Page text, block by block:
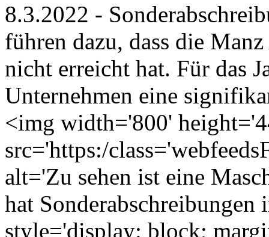
8.3.2022 -
führen dazu, dass die
nicht erreicht hat. Für das
Unternehmen eine
<img width='800'
src='https:/
alt='Zu sehen ist eine
hat Sonderabschreibungen
style='display: block;